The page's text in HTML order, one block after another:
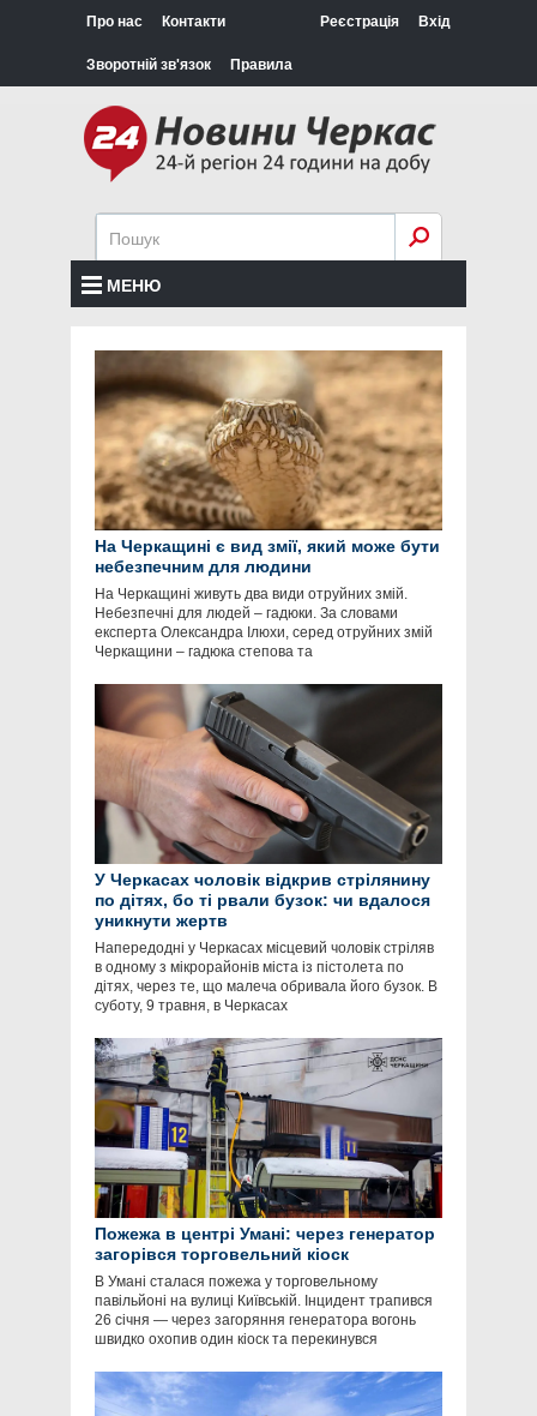
Про нас Контакти
Зворотній зв'язок Правила
Реєстрація Вхід
МЕНЮ
На Черкащині є вид змії, який може бути
небезпечним для людини
На Черкащині живуть два види отруйних змій.
Небезпечні для людей – гадюки. За словами
експерта Олександра Ілюхи, серед отруйних змій
Черкащини – гадюка степова та
У Черкасах чоловік відкрив стрілянину
по дітях, бо ті рвали бузок: чи вдалося
уникнути жертв
Напередодні у Черкасах місцевий чоловік стріляв
в одному з мікрорайонів міста із пістолета по
дітях, через те, що малеча обривала його бузок. В
суботу, 9 травня, в Черкасах
Пожежа в центрі Умані: через генератор
загорівся торговельний кіоск
В Умані сталася пожежа у торговельному
павільйоні на вулиці Київській. Інцидент трапився
26 січня — через загоряння генератора вогонь
швидко охопив один кіоск та перекинувся